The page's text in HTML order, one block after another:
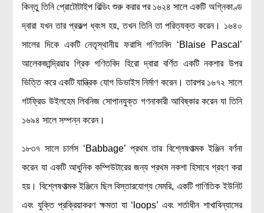
বিজ্ঞানীদের কথা
বাংলাদেশী বিজ্ঞানী
বিদেশী বিজ্ঞানী
কার্ল সেগান
লেখকদের আঙিনা
কিন্তু তিনি প্রোটোটাইপ বিল্ডিং শুরু করার পর ১৬২৪ সালে একটি অগ্নিকাণ্ড
দ্বারা যখন তার প্রকল্প ধ্বংস হয়, তখন তিনি তা পরিত্যক্ত করেন। ১৬৪০
সালের দিকে একটি নেতৃস্থানীয় ফরাসি গণিতবিদ ‘Blaise Pascal’
আলেকজান্দ্রিয়ার গ্রিক গণিতবিদ হিরো দ্বারা বর্ণিত একটি নকশার উপর
ভিত্তি করে একটি যান্ত্রিক যোগ ডিভাইস নির্মাণ করেন। তারপর ১৬৭২ সালে
গটফ্রিড উইলহেম লিবনিজ সোপানযুক্ত গণনাকারী আবিষ্কার করেন যা তিনি
১৬৯৪ সালে সম্পন্ন করেন।
১৮৩৭ সালে চার্লস ‘Babbage’ প্রথম তার বিশ্লেষণাত্মক ইঞ্জিন বর্ণনা
করেন যা একটি আধুনিক কম্পিউটারের জন্য প্রথম নকশা হিসাবে গ্রহণ করা
হয়। বিশ্লেষণাত্মক ইঞ্জিনে ছিল বিস্তারযোগ্য মেমরি, একটি গাণিতিক ইউনিট
এবং যুক্তি প্রক্রিয়াকরণ ক্ষমতা যা ‘loops’ এবং শর্তাধীন শাখাবিন্যাসের